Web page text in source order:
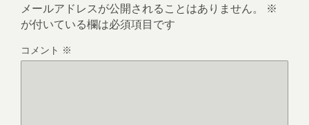
メールアドレスが公開されることはありません。
※
が付いている欄は必須項目です
コメント ※